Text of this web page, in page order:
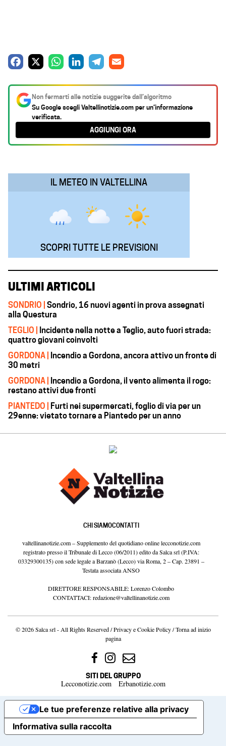
c
e
b
o
X
W
t
s
A
k
e
d
e
g
r
a
i
l
Non fermarti alle notizie suggerite dall’algoritmo
Su Google scegliValtellinotizie.comper un’informazione
verificata.
AGGIUNGI ORA
IL METEO IN VALTELLINA
SCOPRI TUTTE LE PREVISIONI
ULTIMI ARTICOLI
SONDRIO | Sondrio, 16 nuovi agenti in prova assegnati
alla Questura
TEGLIO | Incidente nella notte a Teglio, auto fuori strada:
quattro giovani coinvolti
GORDONA | Incendio a Gordona, ancora attivo un fronte di
30 metri
GORDONA | Incendio a Gordona, il vento alimenta il rogo:
restano attivi due fronti
PIANTEDO | Furti nei supermercati, foglio di via per un
29enne: vietato tornare a Piantedo per un anno
CHI SIAMOCONTATTI
valtellinanotizie.com – Supplemento del quotidiano online lecconotizie.com
registrato presso il Tribunale di Lecco (06/2011) edito da Salca srl (P.IVA:
03329300135) con sede legale a Barzanò (Lecco) via Roma, 2 – Cap. 23891 –
Testata associata ANSO
DIRETTORE RESPONSABILE: Lorenzo Colombo
CONTATTACI:redazione@valtellinanotizie.com
© 2026 Salca srl - All Rights Reserved /Privacy e Cookie Policy/Torna ad inizio
pagina
SITI DEL GRUPPO
Lecconotizie.com Erbanotizie.com
Informativa sulla raccolta
Le tue preferenze relative alla privacy